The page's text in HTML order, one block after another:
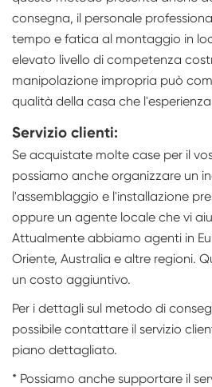
consegna, il personale
tempo e fatica al montaggio in
elevato livello di competenza
manipolazione impropria può
qualità della casa che
Servizio clienti:
Se acquistate molte case per il
possiamo anche organizzare un
l'assemblaggio e l'installazione
oppure un agente locale che vi
Attualmente abbiamo agenti in
Oriente, Australia e altre regioni.
un costo aggiuntivo.
Per i dettagli sul metodo di
possibile contattare il servizio
piano dettagliato.
* Possiamo anche supportare il